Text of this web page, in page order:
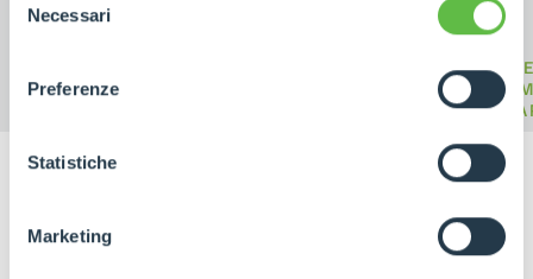
ogni pagina, selezionare "Modifichi il suo consenso" e
dell'informativa completa nel footer presente in ogni
pagina. Per esercitare i diritti riconosciuti all'interessato ai
GDPR abbiamo predisposto una
apposita procedura.
delNecessari
Preferenze
Statistiche
Marketing
TELESCOPICI
ELETTRICI